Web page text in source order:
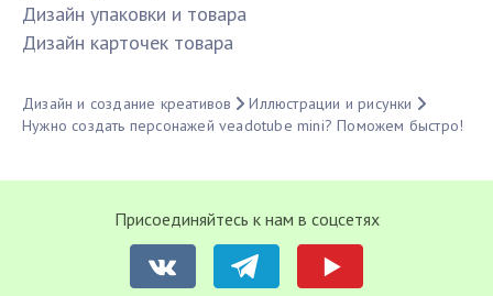
Дизайн упаковки и товара
Дизайн карточек товара
Дизайн и создание креативов
Иллюстрации и рисунки
Нужно создать персонажей veadotube mini? Поможем быстро!
Присоединяйтесь к нам в соцсетях